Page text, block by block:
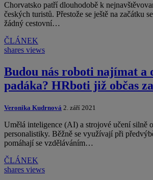
Chorvatsko patří dlouhodobě k
českých turistů. Přestože se ještě na začátku
žádný cestovní…
ČLÁNEK
shares views
Budou nás roboti najímat a
padáka? HRboti již občas
Veronika Kudrnová 2. září 2021
Umělá inteligence (AI) a strojové učení silně
personalistiky. Běžně se využívají při
pomáhají se vzděláváním…
ČLÁNEK
shares views